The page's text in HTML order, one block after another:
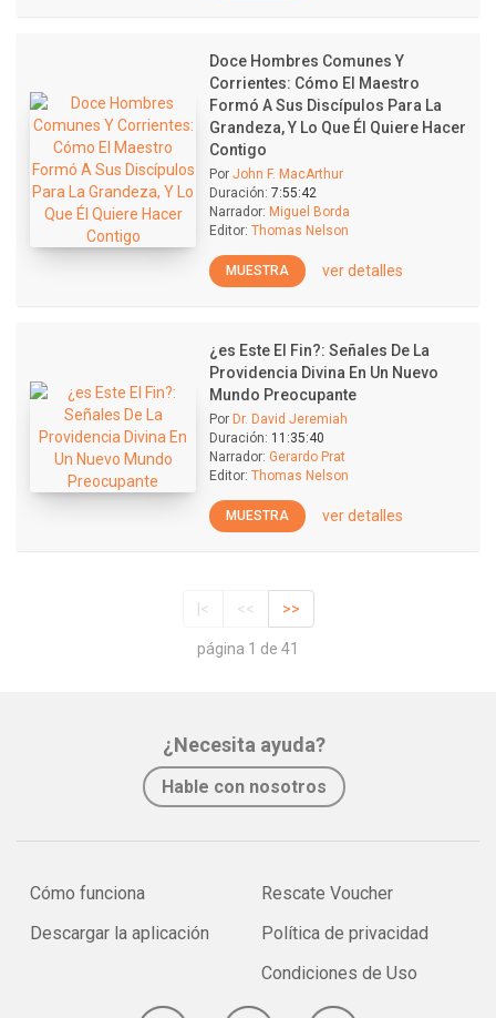
Doce Hombres Comunes Y
Corrientes: Cómo El Maestro
Formó A Sus Discípulos Para La
Grandeza, Y Lo Que Él Quiere Hacer
Contigo
Por John F. MacArthur
Duración: 7:55:42
Narrador: Miguel Borda
Editor: Thomas Nelson
MUESTRA ver detalles
¿es Este El Fin?: Señales De La
Providencia Divina En Un Nuevo
Mundo Preocupante
Por Dr. David Jeremiah
Duración: 11:35:40
Narrador: Gerardo Prat
Editor: Thomas Nelson
MUESTRA ver detalles
|< << >>
página 1 de 41
¿Necesita ayuda?
Hable con nosotros
Cómo funciona
Descargar la aplicación
Rescate Voucher
Política de privacidad
Condiciones de Uso